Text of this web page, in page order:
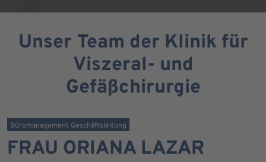
Unser Team der Klinik für
Viszeral- und
Gefäßchirurgie
Büromanagement Geschäftsleitung
FRAU ORIANA LAZAR